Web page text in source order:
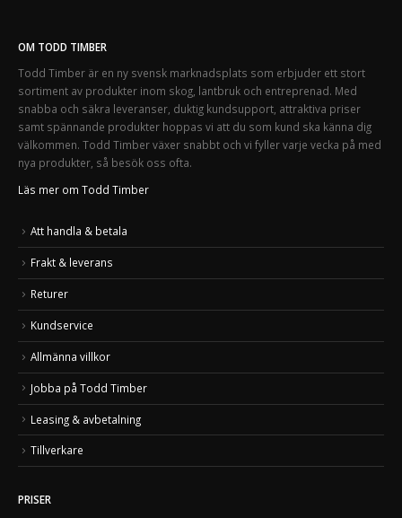
OM TODD TIMBER
Todd Timber är en ny svensk marknadsplats som erbjuder ett stort
sortiment av produkter inom skog, lantbruk och entreprenad. Med
snabba och säkra leveranser, duktig kundsupport, attraktiva priser
samt spännande produkter hoppas vi att du som kund ska känna dig
välkommen. Todd Timber växer snabbt och vi fyller varje vecka på med
nya produkter, så besök oss ofta.
Läs mer om Todd Timber
Att handla & betala
Frakt & leverans
Returer
Kundservice
Allmänna villkor
Jobba på Todd Timber
Leasing & avbetalning
Tillverkare
PRISER